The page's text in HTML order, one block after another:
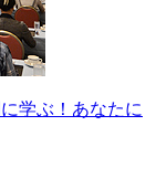
学ぶ！あなたに